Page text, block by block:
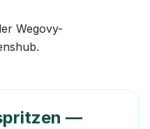
Wegovy-
.
—